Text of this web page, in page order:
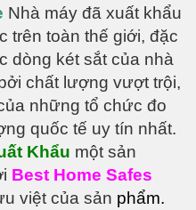
Nhà máy đã xuất khẩu
trên toàn thế giới, đặc
dòng két sắt của nhà
chất lượng vượt trội,
những tổ chức đo
quốc tế uy tín nhất.
Khẩu một sản
Best Home Safes
việt của sản phẩm.